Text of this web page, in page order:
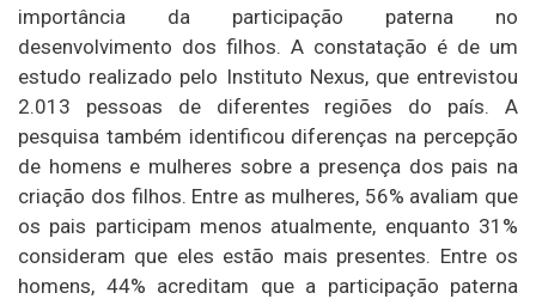
importância da participação paterna no
desenvolvimento dos filhos. A constatação é de um
estudo realizado pelo Instituto Nexus, que entrevistou
2.013 pessoas de diferentes regiões do país. A
pesquisa também identificou diferenças na percepção
de homens e mulheres sobre a presença dos pais na
criação dos filhos. Entre as mulheres, 56% avaliam que
os pais participam menos atualmente, enquanto 31%
consideram que eles estão mais presentes. Entre os
homens, 44% acreditam que a participação paterna